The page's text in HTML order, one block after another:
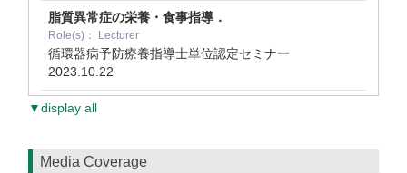
脂質異常症の栄養・食事指導．
Role(s)： Lecturer
循環器病予防療養指導士単位認定セミナー
2023.10.22
▼display all
Media Coverage